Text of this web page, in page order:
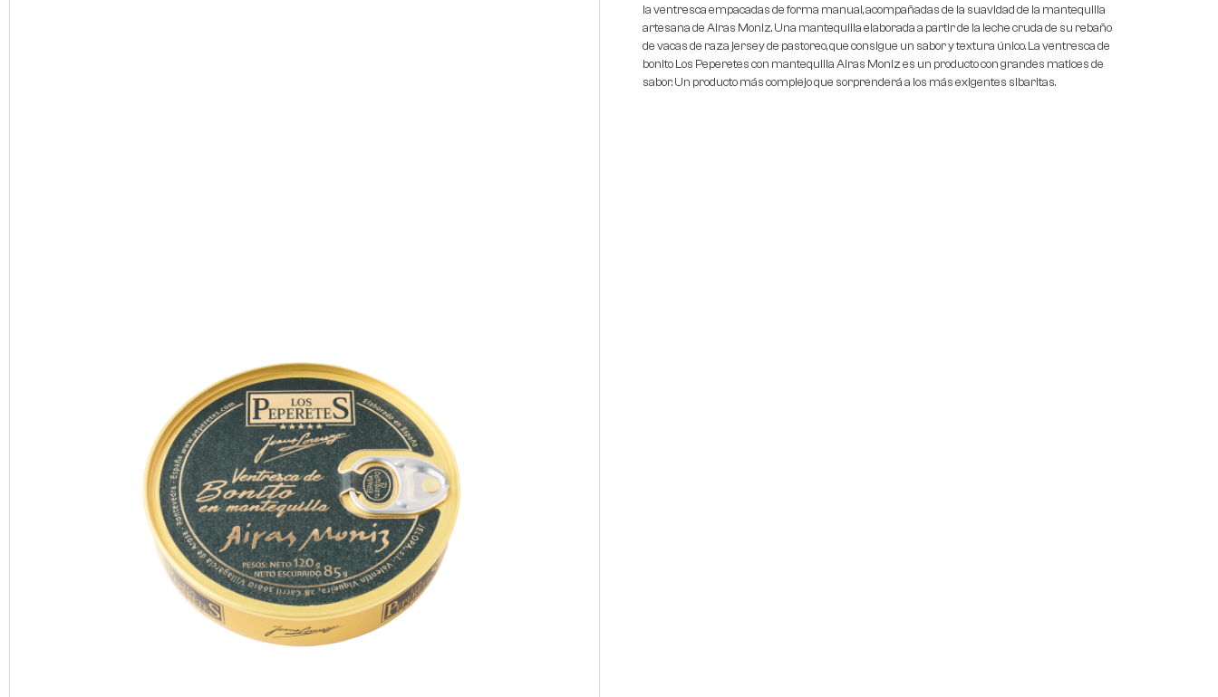
la ventresca empacadas de forma manual, acompañadas de la suavidad de la mantequilla
artesana de Airas Moniz. Una mantequilla elaborada a partir de la leche cruda de su rebaño
de vacas de raza jersey de pastoreo, que consigue un sabor y textura único. La ventresca de
bonito Los Peperetes con mantequilla Airas Moniz es un producto con grandes matices de
sabor. Un producto más complejo que sorprenderá a los más exigentes sibaritas.